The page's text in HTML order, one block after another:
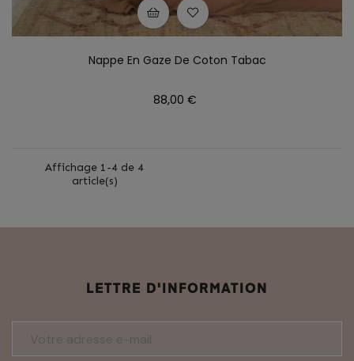
Nappe En Gaze De Coton Tabac
Prix
88,00 €
Affichage 1-4 de 4
article(s)
LETTRE D'INFORMATION